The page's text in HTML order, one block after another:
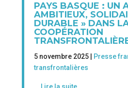
PAYS BASQUE : UN
AMBITIEUX,
DURABLE » DANS
COOPÉRATION
5 novembre 2025 | Presse
transfrontalières